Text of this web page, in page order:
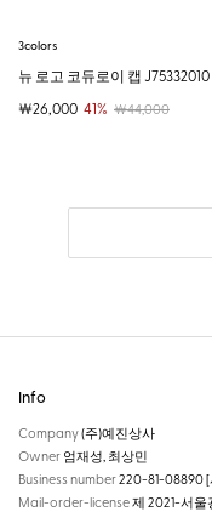
3colors
뉴 로고 코듀로이 캡 J75332010
￦26,000 41% ￦44,000
Info
Company(주)예진상사
Owner 엄재성, 최상민
Business number220-81-08890
Mail-order-license제 2021-서울